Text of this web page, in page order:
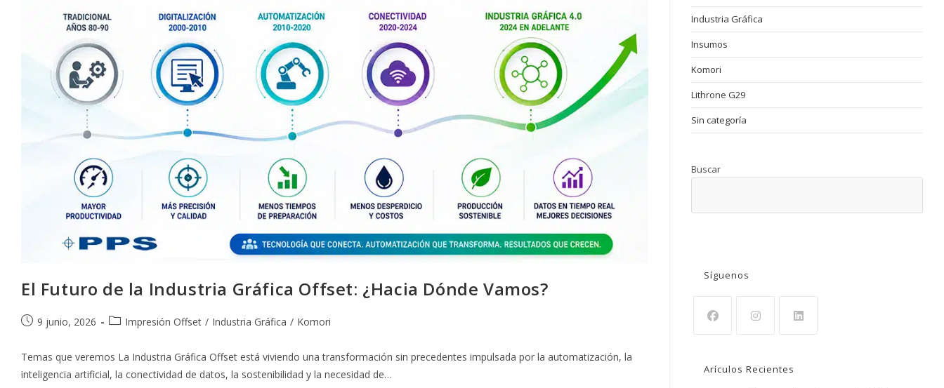
El Futuro de la Industria Gráfica Offset: ¿Hacia Dónde Vamos?
Publicación
entrada:
9 junio, 2026
Categoría
entrada:
Impresión Offset / Industria Gráfica / Komori
Temas que veremos La Industria Gráfica Offset está viviendo una transformación sin precedentes impulsada por la automatización, la
inteligencia artificial, la conectividad de datos, la sostenibilidad y la necesidad de…
Industria Gráfica
Insumos
Komori
Lithrone G29
Sin categoría
Buscar
Síguenos
Arículos Recientes